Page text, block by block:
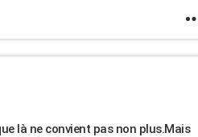
là ne convient pas non plus.Mais